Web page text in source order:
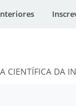
CIENTÍFICA DA